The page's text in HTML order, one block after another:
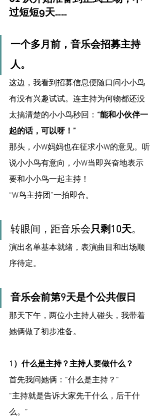
过短短9天……
一个多月前，音乐会招募主持
人。
这边，我看到招募信息便随口问小小鸟
有没有兴趣试试。连主持为何物都还没
太搞清楚的小小鸟秒回： “能和小伙伴一
起的话，可以呀！”
那头，小W妈妈也在征求小W的意见。听
说小小鸟有意向，小W当即兴奋地表示
要和小小鸟一起主持！
“W鸟主持团”一拍即合。
转眼间，距音乐会只剩10天。
演出名单基本就绪，表演曲目和出场顺
序待定。
音乐会前第9天是个公共假日
那天下午，两位小主持人碰头，我带着
她俩做了初步准备。
1）什么是主持？主持人要做什么？
首先我问她俩：“什么是主持？“
“主持就是告诉大家先干什么，后干什
么。”